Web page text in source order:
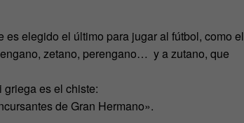
elegido el último para jugar al fútbol, como el
zetano, perengano… y a zutano, que
es el chiste:
de Gran Hermano».